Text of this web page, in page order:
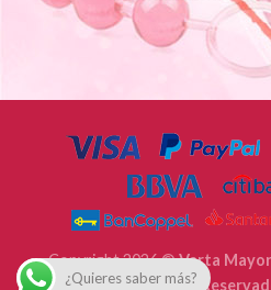
Copyright 2026 ©Varta
¿Quieres saber más?